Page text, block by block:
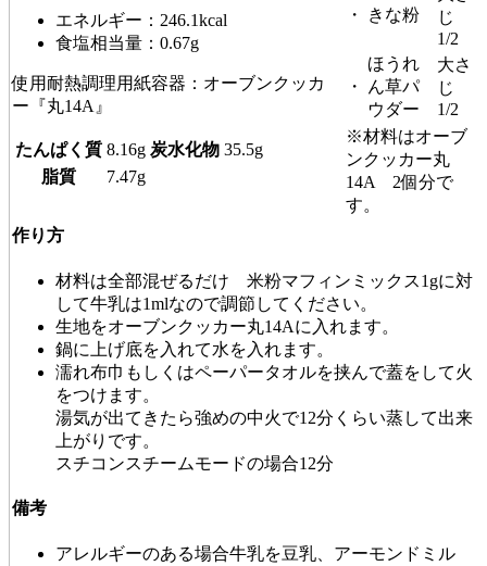
エネルギー：246.1kcal
食塩相当量：0.67g
使用耐熱調理用紙容器：オーブンクッカ
ー『丸14A』
たんぱく質 8.16g 炭水化物 35.5g
脂質
7.47g
・ きな粉
じ
1/2
・
ほうれ
ん草パ
ウダー
大さ
じ
1/2
※材料はオーブ
ンクッカー丸
14A 2個分で
す。
作り方
材料は全部混ぜるだけ 米粉マフィンミックス1gに対
して牛乳は1mlなので調節してください。
生地をオーブンクッカー丸14Aに入れます。
鍋に上げ底を入れて水を入れます。
濡れ布巾もしくはペーパータオルを挟んで蓋をして火
をつけます。
湯気が出てきたら強めの中火で12分くらい蒸して出来
上がりです。
スチコンスチームモードの場合12分
備考
アレルギーのある場合牛乳を豆乳、アーモンドミル